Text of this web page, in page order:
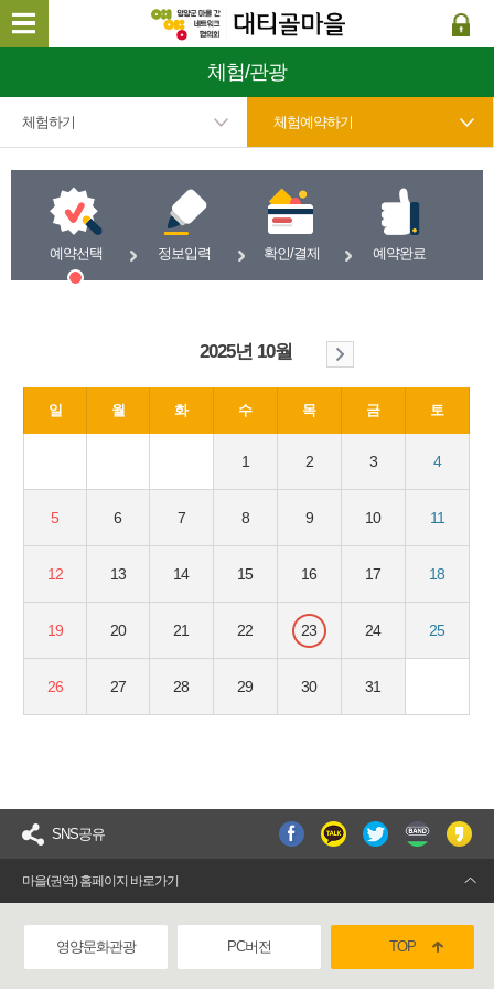
체험/관광
체험하기 체험예약하기
예약선택 정보입력 확인/결제 예약완료
2025년 10월
일 월 화 수 목 금 토
1 2 3 4
5 6 7 8 9 10 11
12 13 14 15 16 17 18
19 20 21 22 23 24 25
26 27 28 29 30 31
SNS공유
마을(권역) 홈페이지 바로가기
영양문화관광 PC버전 TOP